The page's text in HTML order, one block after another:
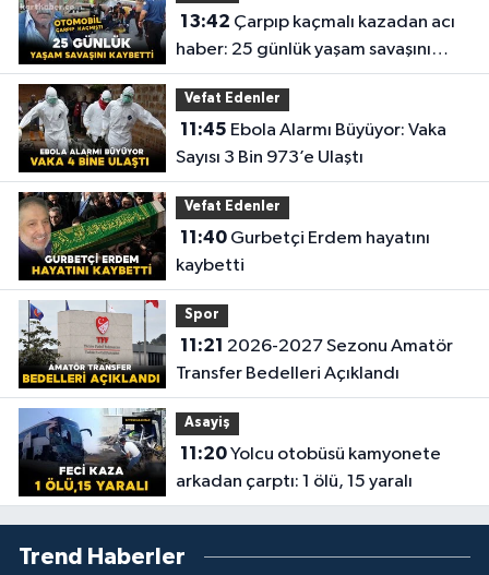
13:42
haber: 25 günlük yaşam savaşını
kaybetti
Vefat Edenler
11:45
Sayısı 3 Bin 973’e Ulaştı
Vefat Edenler
11:40Gurbetçi Erdem hayatını
kaybetti
Spor
11:21
Transfer Bedelleri Açıklandı
Asayiş
11:20Yolcu otobüsü kamyonete
arkadan çarptı: 1 ölü, 15 yaralı
Trend Haberler